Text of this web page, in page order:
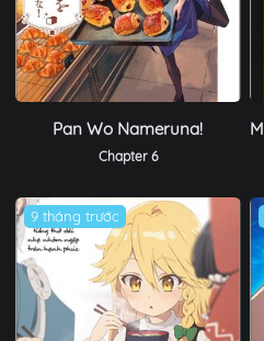
Pan Wo Nameruna!
Chapter 6
9 tháng trước